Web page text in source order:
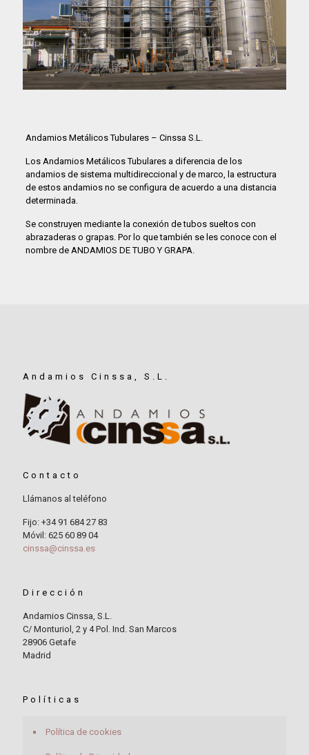
Andamios Metálicos Tubulares – Cinssa S.L.
Los Andamios Metálicos Tubulares a diferencia de los
andamios de sistema multidireccional y de marco, la estructura
de estos andamios no se configura de acuerdo a una distancia
determinada.
Se construyen mediante la conexión de tubos sueltos con
abrazaderas o grapas. Por lo que también se les conoce con el
nombre de ANDAMIOS DE TUBO Y GRAPA.
Andamios Cinssa, S.L.
Contacto
Llámanos al teléfono
Fijo: +34 91 684 27 83
Móvil: 625 60 89 04
cinssa@cinssa.es
Dirección
Andamios Cinssa, S.L.
C/ Monturiol, 2 y 4 Pol. Ind. San Marcos
28906 Getafe
Madrid
Políticas
Política de cookies